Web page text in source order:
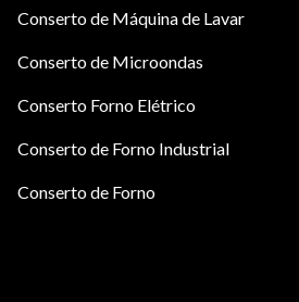
Conserto de Máquina de Lavar
Conserto de Microondas
Conserto Forno Elétrico
Conserto de Forno Industrial
Conserto de Forno